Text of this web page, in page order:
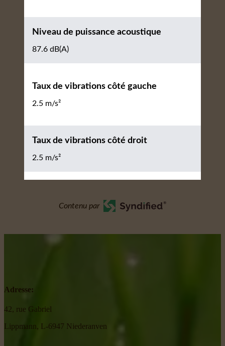
Niveau de puissance acoustique
87.6 dB(A)
Taux de vibrations côté gauche
2.5 m/s²
Taux de vibrations côté droit
2.5 m/s²
Contenu par
Adresse:
42, rue Gabriel
Lippmann, L-6947 Niederanven